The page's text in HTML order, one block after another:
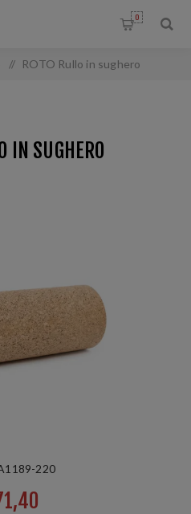
0
/ ROTO Rullo in sughero
IN SUGHERO
220